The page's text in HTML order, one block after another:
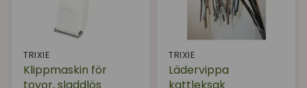
TRIXIE
Klippmaskin för
TRIXIE
Lädervippa